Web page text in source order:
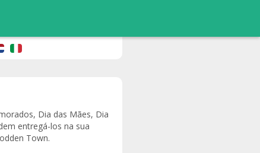
Dia das Mães, Dia
entregá-los na sua
Town.